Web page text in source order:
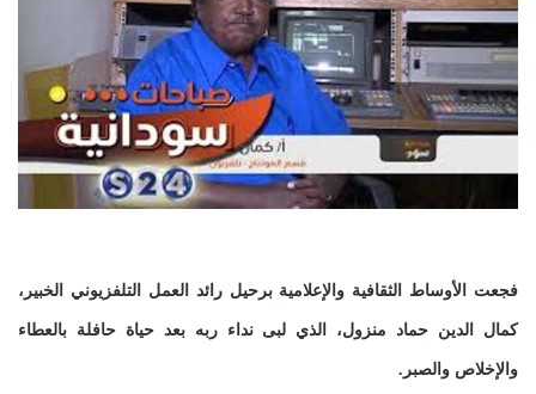
فجعت الأوساط الثقافية والإعلامية برحيل رائد العمل التلفزيوني الخبير،
كمال الدين حماد منزول، الذي لبى نداء ربه بعد حياة حافلة بالعطاء
والإخلاص والصبر.